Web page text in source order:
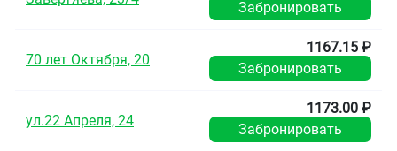
гидрохлоротиазида начинается через 2 ч,
достигает максимума, в среднем, через 4 часа и
продолжается от 6 до 12 ч, гипотензивный эффект
Фармакокинетика
Забронировать
70 лет Октября, 20
1167.15 ₽
Забронировать
ул.22 Апреля, 24
1173.00 ₽
Забронировать